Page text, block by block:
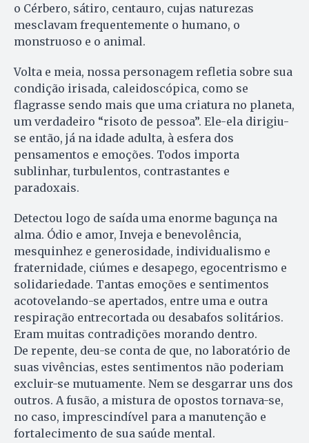
o Cérbero, sátiro, centauro, cujas naturezas
mesclavam frequentemente o humano, o
monstruoso e o animal.
Volta e meia, nossa personagem refletia sobre sua
condição irisada, caleidoscópica, como se
flagrasse sendo mais que uma criatura no planeta,
um verdadeiro “risoto de pessoa”. Ele-ela dirigiu-
se então, já na idade adulta, à esfera dos
pensamentos e emoções. Todos importa
sublinhar, turbulentos, contrastantes e
paradoxais.
Detectou logo de saída uma enorme bagunça na
alma. Ódio e amor, Inveja e benevolência,
mesquinhez e generosidade, individualismo e
fraternidade, ciúmes e desapego, egocentrismo e
solidariedade. Tantas emoções e sentimentos
acotovelando-se apertados, entre uma e outra
respiração entrecortada ou desabafos solitários.
Eram muitas contradições morando dentro.
De repente, deu-se conta de que, no laboratório de
suas vivências, estes sentimentos não poderiam
excluir-se mutuamente. Nem se desgarrar uns dos
outros. A fusão, a mistura de opostos tornava-se,
no caso, imprescindível para a manutenção e
fortalecimento de sua saúde mental.